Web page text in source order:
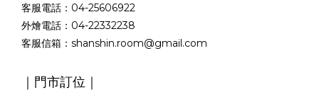
客服電話：04-25606922
外燴電話：04-22332238
客服信箱：shanshin.room@gmail.com
｜門市訂位｜